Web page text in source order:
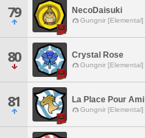
79 NecoDaisuki
Gungnir [Elemental]
80 Crystal Rose
Gungnir [Elemental]
81 La Place Pour Ami
Gungnir [Elemental]